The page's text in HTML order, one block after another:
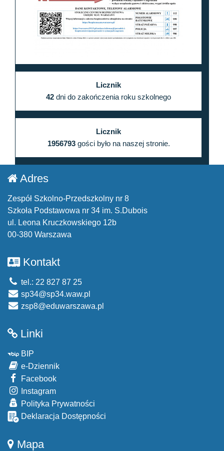
Licznik
42 dni do zakończenia roku szkolnego
Licznik
1956793gości było na naszej stronie.
Adres
Zespół Szkolno-Przedszkolny nr 8
Szkoła Podstawowa nr 34 im. S.Dubois
ul. Leona Kruczkowskiego 12b
00-380 Warszawa
Kontakt
tel.: 22 827 87 25
sp34@sp34.waw.pl
zsp8@eduwarszawa.pl
Linki
BIP
e-Dziennik
Facebook
Instagram
Polityka Prywatności
Deklaracja Dostępności
Mapa